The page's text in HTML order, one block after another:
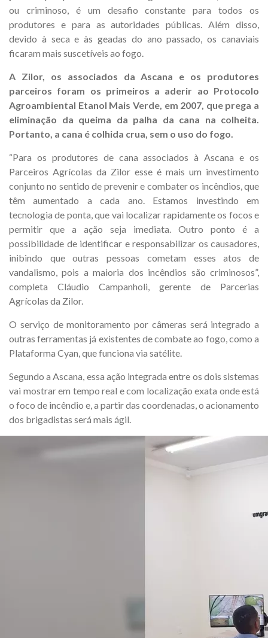
ou criminoso, é um desafio constante para todos os
produtores e para as autoridades públicas. Além disso,
devido à seca e às geadas do ano passado, os canaviais
ficaram mais suscetíveis ao fogo.
A Zilor, os associados da Ascana e os produtores
parceiros foram os primeiros a aderir ao Protocolo
Agroambiental Etanol Mais Verde, em 2007, que prega a
eliminação da queima da palha da cana na colheita.
Portanto, a cana é colhida crua, sem o uso do fogo.
“Para os produtores de cana associados à Ascana e os
Parceiros Agrícolas da Zilor esse é mais um investimento
conjunto no sentido de prevenir e combater os incêndios, que
têm aumentado a cada ano. Estamos investindo em
tecnologia de ponta, que vai localizar rapidamente os focos e
permitir que a ação seja imediata. Outro ponto é a
possibilidade de identificar e responsabilizar os causadores,
inibindo que outras pessoas cometam esses atos de
vandalismo, pois a maioria dos incêndios são criminosos”,
completa Cláudio Campanholi, gerente de Parcerias
Agrícolas da Zilor.
O serviço de monitoramento por câmeras será integrado a
outras ferramentas já existentes de combate ao fogo, como a
Plataforma Cyan, que funciona via satélite.
Segundo a Ascana, essa ação integrada entre os dois sistemas
vai mostrar em tempo real e com localização exata onde está
o foco de incêndio e, a partir das coordenadas, o acionamento
dos brigadistas será mais ágil.